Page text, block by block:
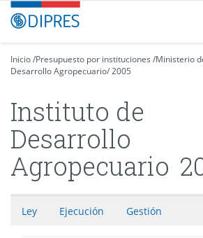
Contenido
principalDIPRES
-
de
Presupuestos
Inicio/Presupuesto por instituciones /Ministerio
Desarrollo Agropecuario/2005
Instituto de
Desarrollo
Agropecuario
Ley Ejecución Gestión